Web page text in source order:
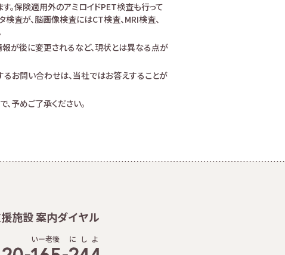
。保険適用外のアミロイドPET検査も行って
査が、脳画像検査にはCT検査、MRI検査、
が後に変更されるなど、現状とは異なる点が
お問い合わせは、当社ではお答えすることが
予めご了承ください。
施設 案内ダイヤル
いー老後 に し よ